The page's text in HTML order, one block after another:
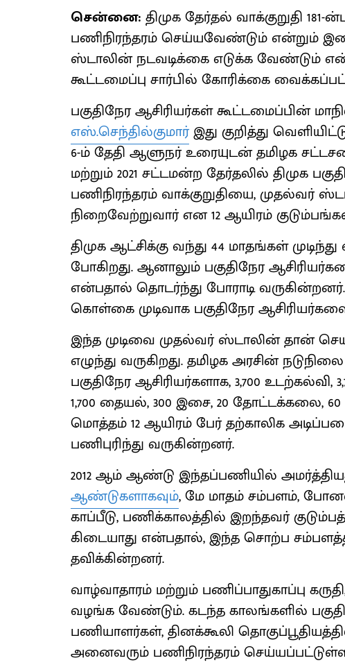
சென்னை: திமுக தேர்தல் வாக்குறுதி
பணிநிரந்தரம் செய்யவேண்டும் என்றும்
ஸ்டாலின் நடவடிக்கை எடுக்க வேண்டும்
கூட்டமைப்பு சார்பில் கோரிக்கை
பகுதிநேர ஆசிரியர்கள் கூட்டமைப்பின்
எஸ்.செந்தில்குமார்இது குறித்து
6-ம் தேதி ஆளுநர் உரையுடன் தமிழக
மற்றும் 2021 சட்டமன்ற தேர்தலில் திமுக
பணிநிரந்தரம் வாக்குறுதியை, முதல்வர்
நிறைவேற்றுவார் என 12 ஆயிரம்
திமுக ஆட்சிக்கு வந்து 44 மாதங்கள்
போகிறது. ஆனாலும் பகுதிநேர
என்பதால் தொடர்ந்து போராடி
கொள்கை முடிவாக பகுதிநேர
இந்த முடிவை முதல்வர் ஸ்டாலின் தான்
எழுந்து வருகிறது. தமிழக அரசின்
பகுதிநேர ஆசிரியர்களாக, 3,700
1,700 தையல், 300 இசை, 20 தோட்டக்கலை,
மொத்தம் 12 ஆயிரம் பேர் தற்காலிக
பணிபுரிந்து வருகின்றனர்.
2012 ஆம் ஆண்டு இந்தப்பணியில்
ஆண்டுகளாகவும், மே மாதம் சம்பளம்,
காப்பீடு, பணிக்காலத்தில் இறந்தவர்
கிடையாது என்பதால், இந்த சொற்ப
தவிக்கின்றனர்.
வாழ்வாதாரம் மற்றும் பணிப்பாதுகாப்பு
வழங்க வேண்டும். கடந்த காலங்களில்
பணியாளர்கள், தினக்கூலி
அனைவரும் பணிநிரந்தரம்